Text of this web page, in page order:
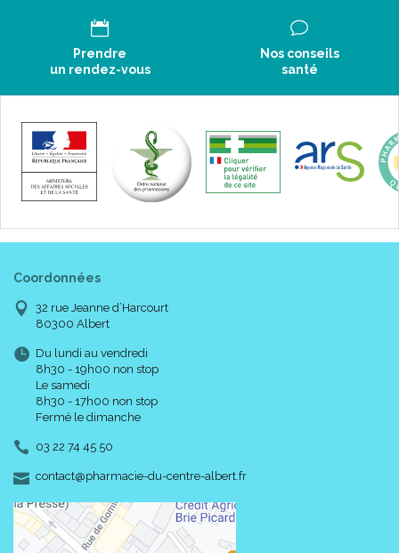
Prendre
un rendez-vous
Nos conseils
santé
Coordonnées
32 rue Jeanne d’Harcourt
80300 Albert
Du lundi au vendredi
8h30 - 19h00 non stop
Le samedi
8h30 - 17h00 non stop
Fermé le dimanche
03 22 74 45 50
contact-
@-
pharmacie-du-centre-albert.fr